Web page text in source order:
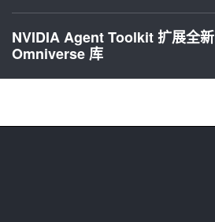
NVIDIA Agent Toolkit 扩展全新
Omniverse 库